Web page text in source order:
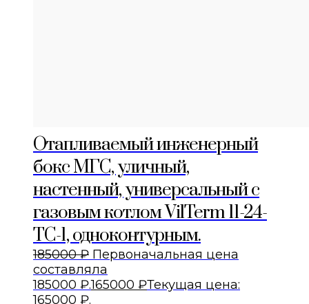
Отапливаемый инженерный
бокс МГС, уличный,
настенный, универсальный с
газовым котлом VilTerm 11-24-
TC-1, одноконтурным.
185000₽ Первоначальная цена
составляла
185000 ₽.165000 ₽Текущая цена:
165000 ₽.